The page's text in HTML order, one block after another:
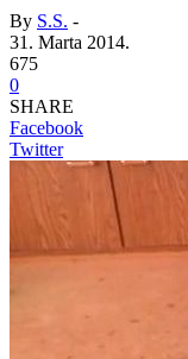
By S.S. -
31. Marta 2014.
675
0
SHARE
Facebook
Twitter